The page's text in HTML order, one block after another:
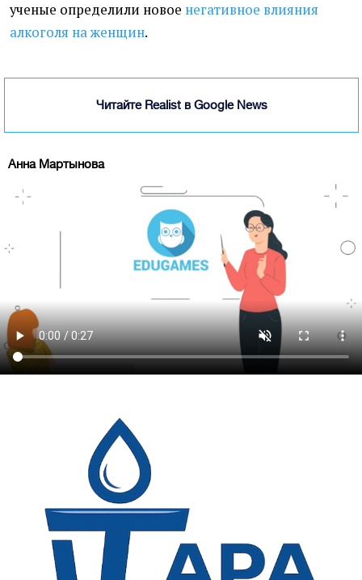
ученые определили новое негативное влияния
алкоголя на женщин.
Читайте Realist в Google News
Анна Мартынова